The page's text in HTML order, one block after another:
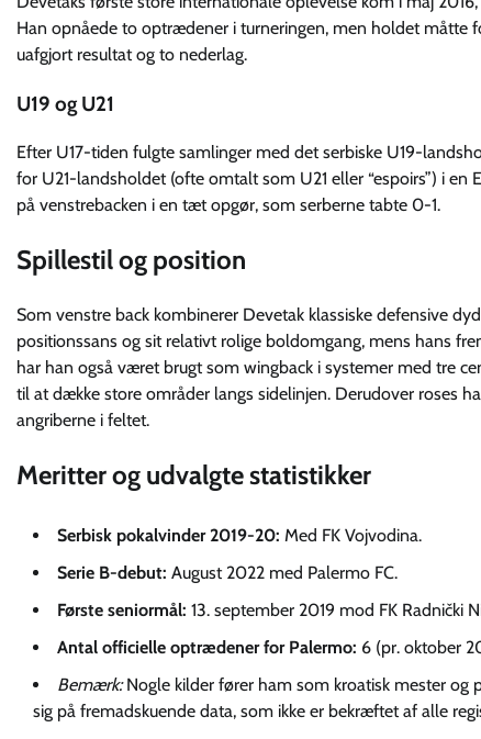
Han opnåede to optrædener i turneringen, men holdet måtte
uafgjort resultat og to nederlag.
U19 og U21
Efter U17-tiden fulgte samlinger med det serbiske U19-
for U21-landsholdet (ofte omtalt som U21 eller “espoirs”) i
på venstrebacken i en tæt opgør, som serberne tabte 0-1.
Spillestil og position
Som venstre back kombinerer Devetak klassiske defensive
positionssans og sit relativt rolige boldomgang, mens hans
har han også været brugt som wingback i systemer med tre
til at dække store områder langs sidelinjen. Derudover roses
angriberne i feltet.
Meritter og udvalgte statistikker
Serbisk pokalvinder 2019-20: Med FK Vojvodina.
Serie B-debut: August 2022 med Palermo FC.
Første seniormål: 13. september 2019 mod FK Radnički
Antal officielle optrædener for Palermo: 6 (pr. oktober
Bemærk:Nogle kilder fører ham som kroatisk mester og
sig på fremadskuende data, som ikke er bekræftet af alle